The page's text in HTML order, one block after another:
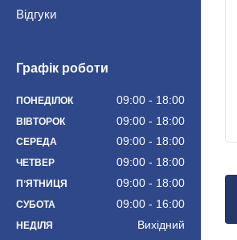
Відгуки
Графік роботи
ПОНЕДІЛОК 09:00 18:00
ВІВТОРОК 09:00 18:00
СЕРЕДА 09:00 18:00
ЧЕТВЕР 09:00 18:00
ПʼЯТНИЦЯ 09:00 18:00
СУБОТА 09:00 16:00
НЕДІЛЯ Вихідний